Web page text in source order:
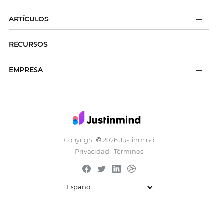
ARTÍCULOS
RECURSOS
EMPRESA
Copyright ©2026 Justinmind
Privacidad
Términos
Español